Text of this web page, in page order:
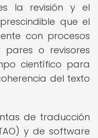
la revisión y el
que el
con procesos
pares o revisores
científico para
del texto
de traducción
y de software